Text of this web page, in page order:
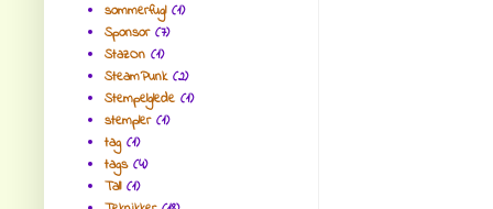
sommerfugl (1)
Sponsor (7)
StazOn (1)
SteamPunk (2)
Stempelglede (1)
stempler (1)
tag (1)
tags (4)
Tall (1)